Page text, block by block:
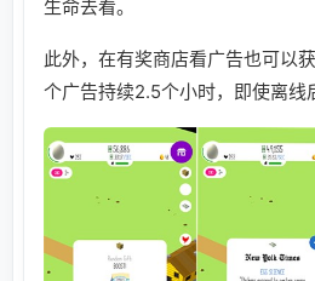
生命去看。
此外，在有奖商店看广告也可以
个广告持续2.5个小时，即使离线